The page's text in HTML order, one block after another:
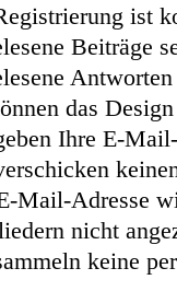
ist
Beiträge
das
Ihre E-
Mail-Adresse
nicht
keine